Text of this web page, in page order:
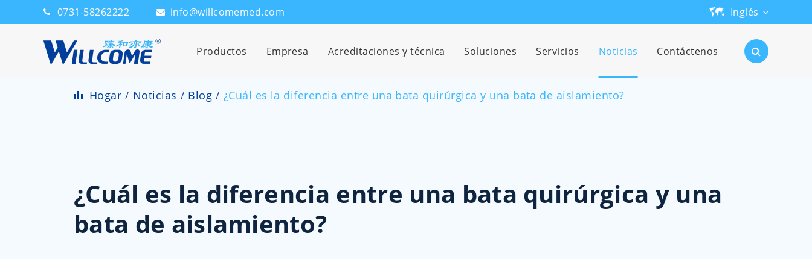
0731-58262222 info@willcomemed.com
Inglés
Español
Productos Empresa Acreditaciones y técnica Soluciones Servicios Noticias Contáctenos
Hogar Noticias Blog ¿Cuál es la diferencia entre una bata quirúrgica y una bata de aislamiento?
¿Cuál es la diferencia entre una bata quirúrgica y una
bata de aislamiento?